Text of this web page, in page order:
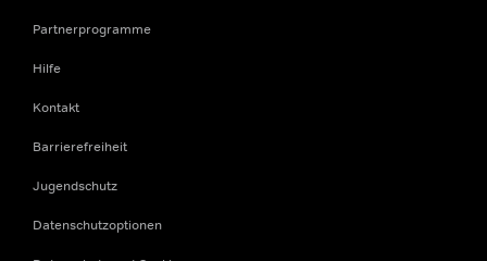
Partnerprogramme
Hilfe
Kontakt
Barrierefreiheit
Jugendschutz
Datenschutzoptionen